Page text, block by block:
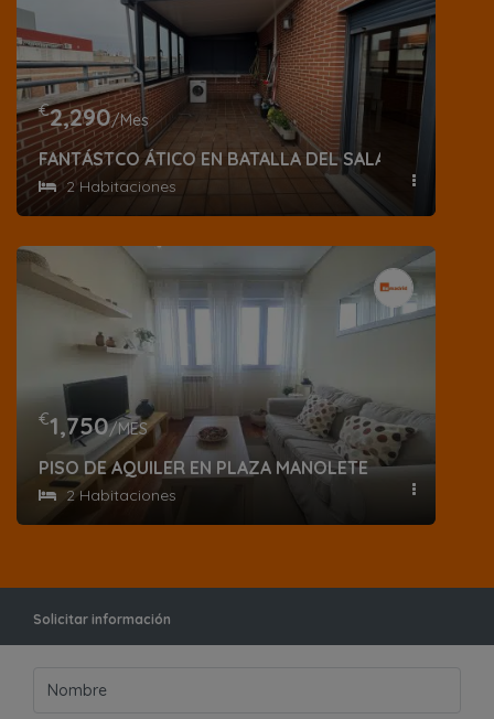
€2,290/Mes
FANTÁSTCO ÁTICO EN BATALLA DEL SALADO,
2 Habitaciones
€1,750/MES
PISO DE AQUILER EN PLAZA MANOLETE
2 Habitaciones
Solicitar información